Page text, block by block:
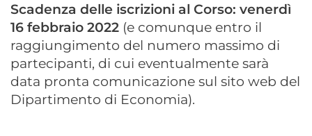
Scadenza delle iscrizioni al Corso: venerdì
16 febbraio 2022 (e comunque entro il
raggiungimento del numero massimo di
partecipanti, di cui eventualmente sarà
data pronta comunicazione sul sito web del
Dipartimento di Economia).